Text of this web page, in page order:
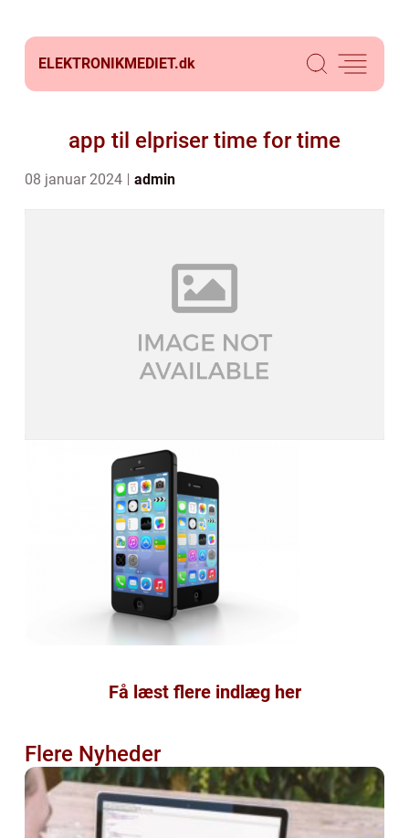
ELEKTRONIKMEDIET.dk
app til elpriser time for time
08 januar 2024 admin
Få læst flere indlæg her
Flere Nyheder